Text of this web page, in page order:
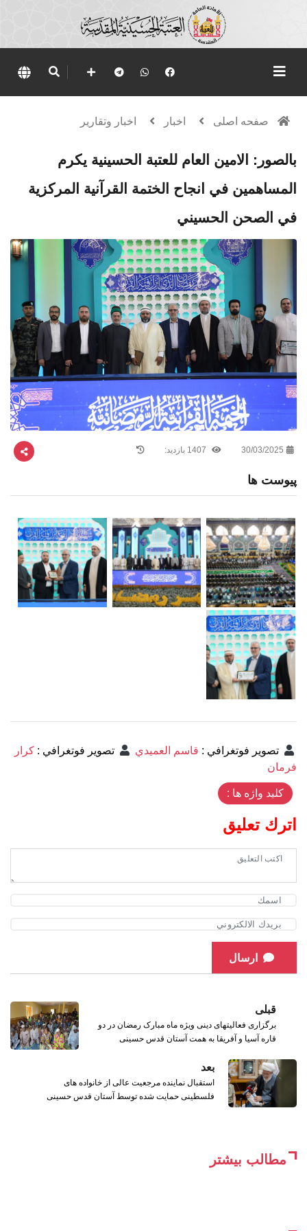
صفحه اصلی اخبار اخبار وتقارير
بالصور: الامين العام للعتبة الحسينية يكرم
المساهمين في انجاح الختمة القرآنية المركزية
في الصحن الحسيني
30/03/2025
پیوست ها
تصوير فوتغرافي : قاسم العميدي تصوير فوتغرافي : كرار
فرمان
کلید واژه ها :
اترك تعليق
ارسال
قبلی
برگزاری فعالیتهای دینی ویژه ماه مبارک رمضان در دو
قاره آسیا و آفریقا به همت آستان قدس حسینی
بعد
استقبال نماینده مرجعیت عالی از خانواده ‌های
فلسطینی حمایت شده توسط آستان قدس حسینی
مطالب بیشتر